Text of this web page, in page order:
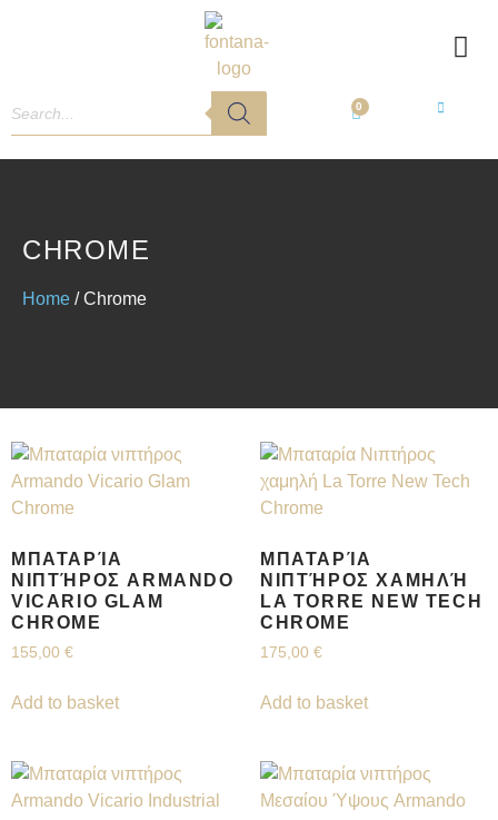
0
CHROME
Home / Chrome
ΜΠΑΤΑΡΊΑ
ΝΙΠΤΉΡΟΣ ARMANDO
VICARIO GLAM
CHROME
155,00 €
Add to basket
ΜΠΑΤΑΡΊΑ
ΝΙΠΤΉΡΟΣ ΧΑΜΗΛΉ
LA TORRE NEW TECH
CHROME
175,00 €
Add to basket